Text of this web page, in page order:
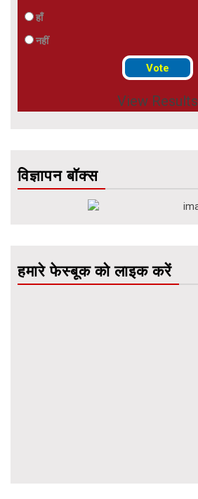
हाँ
नहीं
View Results
विज्ञापन बॉक्स
हमारे फेस्बूक को लाइक करें